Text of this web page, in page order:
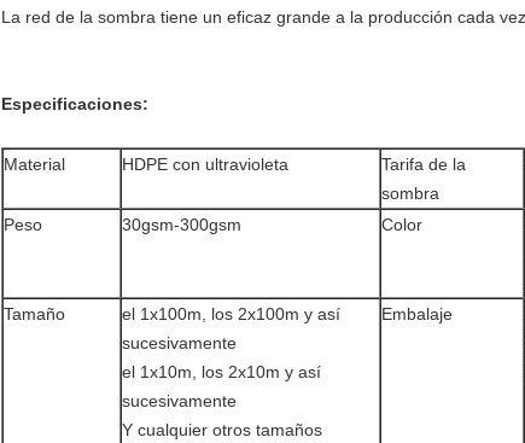
La red de la sombra tiene un eficaz grande a la producción cada
Especificaciones:
Material HDPE con ultravioleta
Tarifa de la
sombra
Peso 30gsm-300gsm Color
Tamaño
el 1x100m, los 2x100m y así
sucesivamente
el 1x10m, los 2x10m y así
sucesivamente
Y cualquier otros tamaños
Embalaje